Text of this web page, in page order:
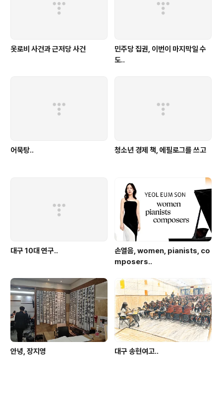
옷로비 사건과 근저당 사건
민주당 집권, 이번이 마지막일 수
도..
어묵탕.. 청소년 경제 책, 에필로그를 쓰고
대구 10대 연구..
손열음, women, pianists, co
mposers..
안녕, 장지영 대구 송현여고..